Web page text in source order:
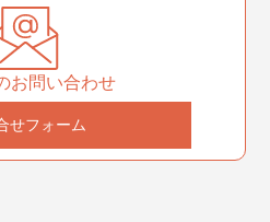
お問い合わせ
せフォーム